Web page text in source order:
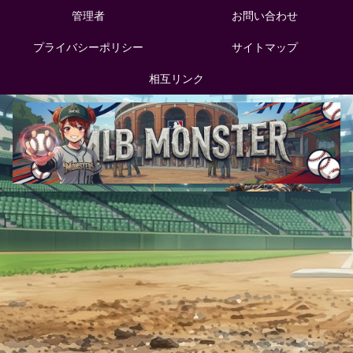
管理者 お問い合わせ
プライバシーポリシー サイトマップ
相互リンク